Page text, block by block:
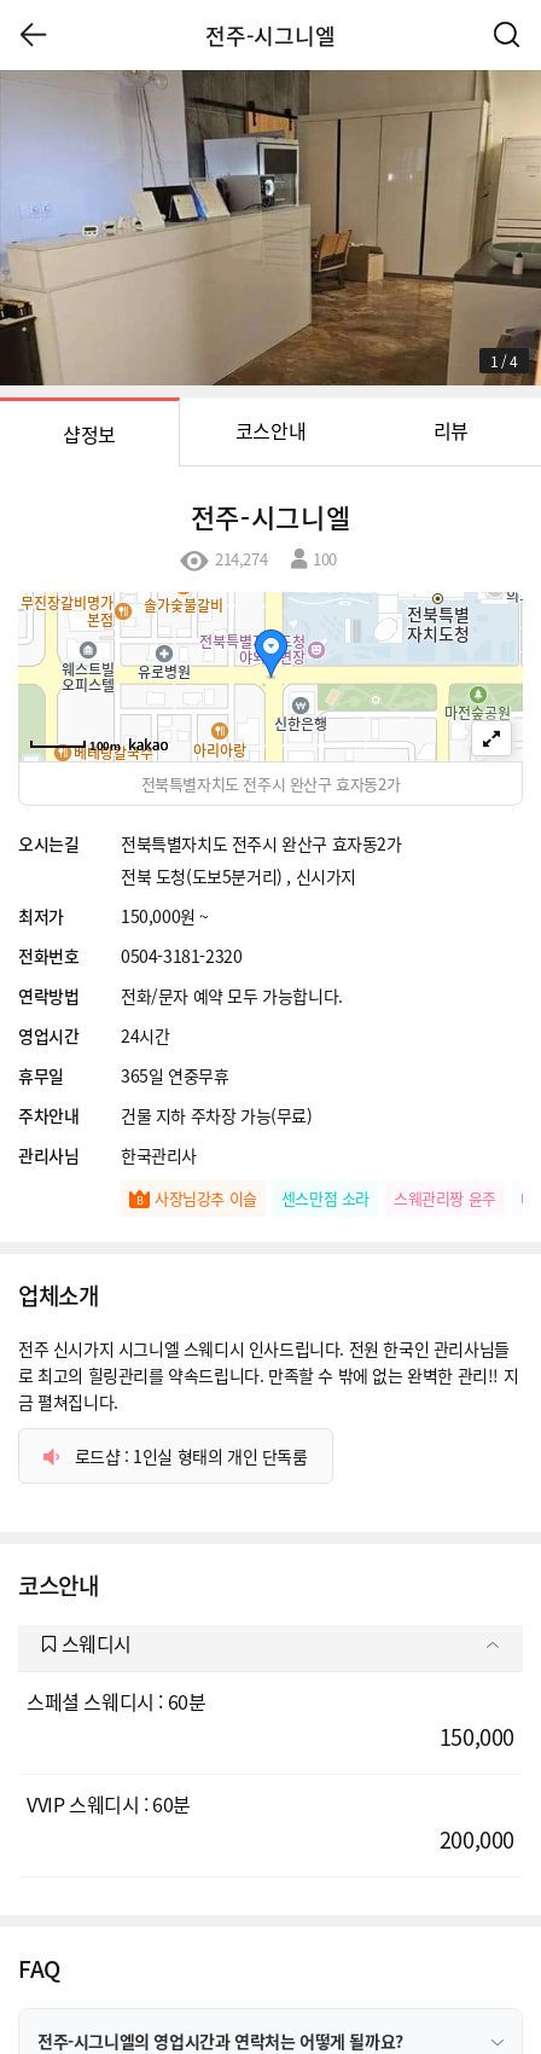
전주-시그니엘
1 /4
샵정보 코스안내 리뷰
전주-시그니엘
214,274 100
100m
전북특별자치도 전주시 완산구 효자동2가
오시는길
전북특별자치도 전주시 완산구 효자동2가
전북 도청(도보5분거리) , 신시가지
최저가
150,000원 ~
전화번호
0504-3181-2320
연락방법
전화/문자 예약 모두 가능합니다.
영업시간
24시간
휴무일
365일 연중무휴
주차안내
건물 지하 주차장 가능(무료)
관리사님
한국관리사
사장님강추 이슬 센스만점 소라 스웨관리짱 윤주 떠
업체소개
전주 신시가지 시그니엘 스웨디시 인사드립니다. 전원 한국인 관리사님들
로 최고의 힐링관리를 약속드립니다. 만족할 수 밖에 없는 완벽한 관리!! 지
금 펼쳐집니다.
로드샵 : 1인실 형태의 개인 단독룸
코스안내
스웨디시
스페셜 스웨디시 : 60분
150,000
VVIP 스웨디시 : 60분
200,000
FAQ
전주-시그니엘의 영업시간과 연락처는 어떻게 될까요?